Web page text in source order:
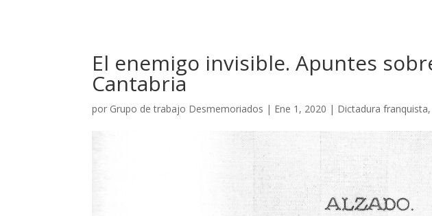
El enemigo invisible. Apuntes
Cantabria
por Grupo de trabajo Desmemoriados | Ene 1, 2020 | Dictadura franquista,